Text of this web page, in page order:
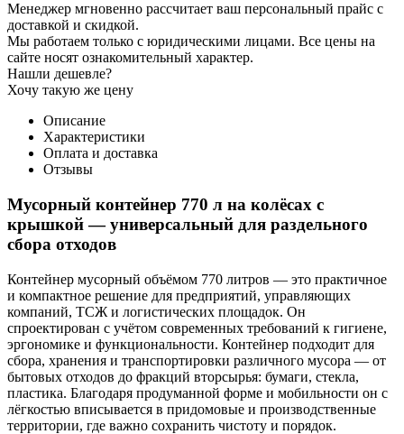
Менеджер мгновенно рассчитает ваш персональный прайс с
доставкой и скидкой.
Мы работаем только с юридическими лицами. Все цены на
сайте носят ознакомительный характер.
Нашли дешевле?
Хочу такую же цену
Описание
Характеристики
Оплата и доставка
Отзывы
Мусорный контейнер 770 л на колёсах с
крышкой — универсальный для раздельного
сбора отходов
Контейнер мусорный объёмом 770 литров — это практичное
и компактное решение для предприятий, управляющих
компаний, ТСЖ и логистических площадок. Он
спроектирован с учётом современных требований к гигиене,
эргономике и функциональности. Контейнер подходит для
сбора, хранения и транспортировки различного мусора — от
бытовых отходов до фракций вторсырья: бумаги, стекла,
пластика. Благодаря продуманной форме и мобильности он с
лёгкостью вписывается в придомовые и производственные
территории, где важно сохранить чистоту и порядок.